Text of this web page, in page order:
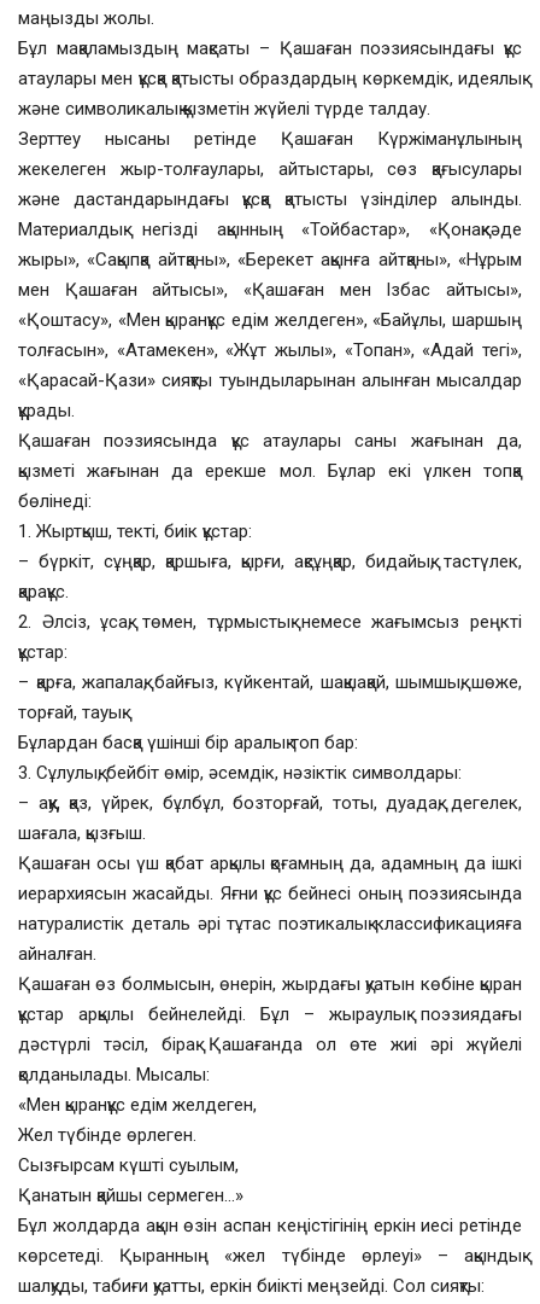
маңызды жолы.
Бұл мақаламыздың мақсаты – Қашаған поэзиясындағы құс
атаулары мен құсқа қатысты образдардың көркемдік, идеялық
және символикалық қызметін жүйелі түрде талдау.
Зерттеу нысаны ретінде Қашаған Күржіманұлының
жекелеген жыр-толғаулары, айтыстары, сөз қағысулары
және дастандарындағы құсқа қатысты үзінділер алынды.
Материалдық негізді ақынның «Тойбастар», «Қонақкәде
жыры», «Сақыпқа айтқаны», «Берекет ақынға айтқаны», «Нұрым
мен Қашаған айтысы», «Қашаған мен Ізбас айтысы»,
«Қоштасу», «Мен қыранқұс едім желдеген», «Байұлы, шаршың
толғасын», «Атамекен», «Жұт жылы», «Топан», «Адай тегі»,
«Қарасай-Қази» сияқты туындыларынан алынған мысалдар
құрады.
Қашаған поэзиясында құс атаулары саны жағынан да,
қызметі жағынан да ерекше мол. Бұлар екі үлкен топқа
бөлінеді:
1. Жыртқыш, текті, биік құстар:
– бүркіт, сұңқар, қаршыға, қырғи, ақсұңқар, бидайық, тастүлек,
қарақұс.
2. Әлсіз, ұсақ, төмен, тұрмыстық немесе жағымсыз реңкті
құстар:
– қарға, жапалақ, байғыз, күйкентай, шақшақай, шымшық, шөже,
торғай, тауық.
Бұлардан басқа үшінші бір аралық топ бар:
3. Сұлулық, бейбіт өмір, әсемдік, нәзіктік символдары:
– аққу, қаз, үйрек, бұлбұл, бозторғай, тоты, дуадақ, дегелек,
шағала, қызғыш.
Қашаған осы үш қабат арқылы қоғамның да, адамның да ішкі
иерархиясын жасайды. Яғни құс бейнесі оның поэзиясында
натуралистік деталь әрі тұтас поэтикалық классификацияға
айналған.
Қашаған өз болмысын, өнерін, жырдағы қуатын көбіне қыран
құстар арқылы бейнелейді. Бұл – жыраулық поэзиядағы
дәстүрлі тәсіл, бірақ Қашағанда ол өте жиі әрі жүйелі
қолданылады. Мысалы:
«Мен қыранқұс едім желдеген,
Жел түбінде өрлеген.
Сызғырсам күшті суылым,
Қанатын қайшы сермеген…»
Бұл жолдарда ақын өзін аспан кеңістігінің еркін иесі ретінде
көрсетеді. Қыранның «жел түбінде өрлеуі» – ақындық
шалқуды, табиғи қуатты, еркін биікті меңзейді. Сол сияқты: